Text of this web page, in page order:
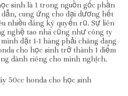
sinh là 1 trong nguồn gốc phần
cung ứng cho đại dương hết
nhiều đăng ký quyến rũ. Sự liên
nghệ tao nhã cũng như công ty
đặt 1-1 hàng phải chăng đang
cho học sinh trở thành 1 điểm
dành riêng cho mình nghịch.
50cc honda cho học sinh